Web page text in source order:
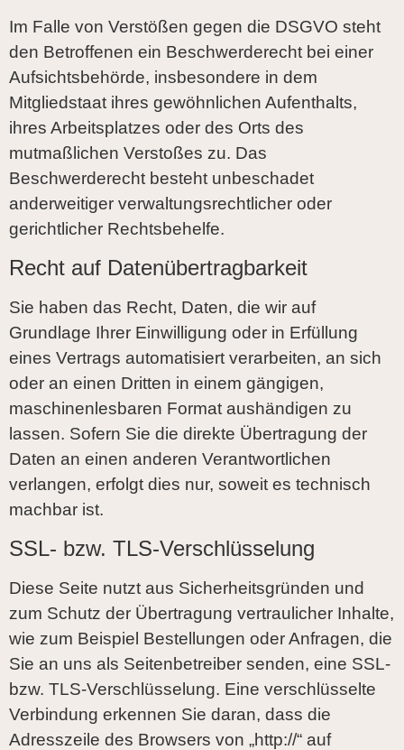
Im Falle von Verstößen gegen die DSGVO steht
den Betroffenen ein Beschwerderecht bei einer
Aufsichtsbehörde, insbesondere in dem
Mitgliedstaat ihres gewöhnlichen Aufenthalts,
ihres Arbeitsplatzes oder des Orts des
mutmaßlichen Verstoßes zu. Das
Beschwerderecht besteht unbeschadet
anderweitiger verwaltungsrechtlicher oder
gerichtlicher Rechtsbehelfe.
Recht auf Daten­übertrag­barkeit
Sie haben das Recht, Daten, die wir auf
Grundlage Ihrer Einwilligung oder in Erfüllung
eines Vertrags automatisiert verarbeiten, an sich
oder an einen Dritten in einem gängigen,
maschinenlesbaren Format aushändigen zu
lassen. Sofern Sie die direkte Übertragung der
Daten an einen anderen Verantwortlichen
verlangen, erfolgt dies nur, soweit es technisch
machbar ist.
SSL- bzw. TLS-Verschlüsselung
Diese Seite nutzt aus Sicherheitsgründen und
zum Schutz der Übertragung vertraulicher Inhalte,
wie zum Beispiel Bestellungen oder Anfragen, die
Sie an uns als Seitenbetreiber senden, eine SSL-
bzw. TLS-Verschlüsselung. Eine verschlüsselte
Verbindung erkennen Sie daran, dass die
Adresszeile des Browsers von „http://“ auf